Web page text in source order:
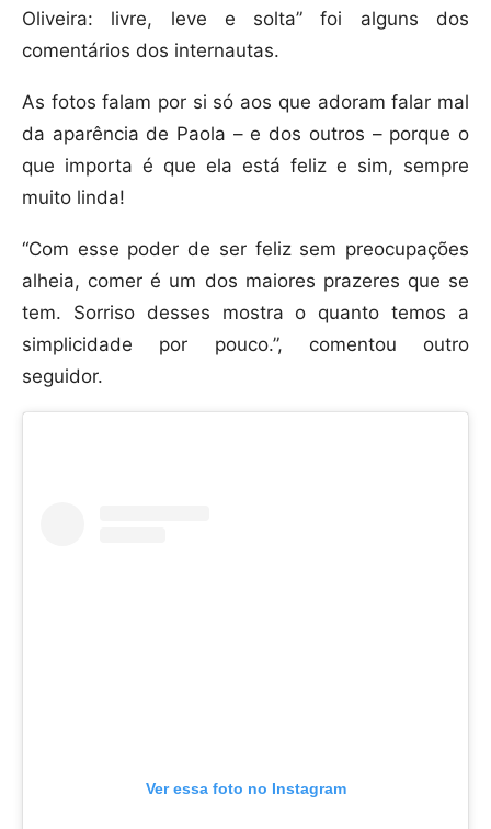
Oliveira: livre, leve e solta” foi alguns dos
comentários dos internautas.
As fotos falam por si só aos que adoram falar mal
da aparência de Paola – e dos outros – porque o
que importa é que ela está feliz e sim, sempre
muito linda!
“Com esse poder de ser feliz sem preocupações
alheia, comer é um dos maiores prazeres que se
tem. Sorriso desses mostra o quanto temos a
simplicidade por pouco.”, comentou outro
seguidor.
Ver essa foto no Instagram